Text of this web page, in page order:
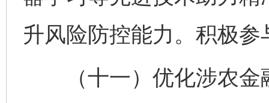
升风险防控能力。积极
（十一）优化涉农金